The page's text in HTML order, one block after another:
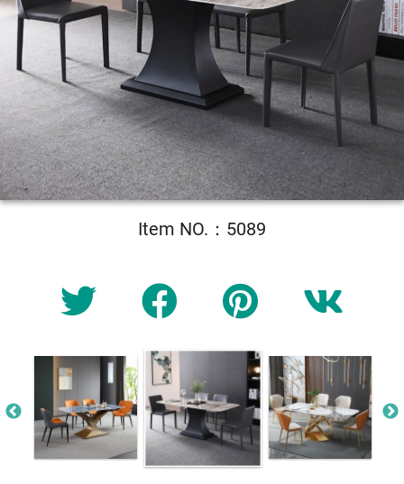
Item NO.：5089